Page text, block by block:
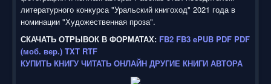
литературного конкурса "Уральский книгоход" 2021 года в
номинации "Художественная проза".
СКАЧАТЬ ОТРЫВОК В ФОРМАТАХ: FB2 FB3 ePUB PDF PDF
(моб. вер.) TXT RTF
КУПИТЬ КНИГУ ЧИТАТЬ ОНЛАЙН ДРУГИЕ КНИГИ АВТОРА